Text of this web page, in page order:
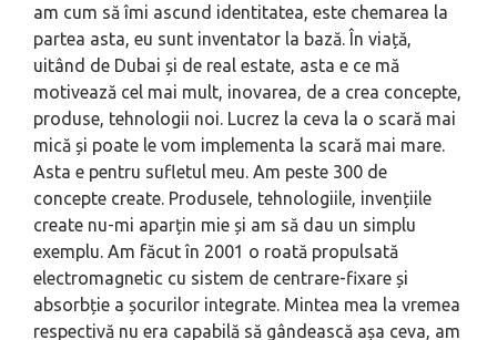
am cum să îmi ascund identitatea, este chemarea la
partea asta, eu sunt inventator la bază. În viață,
uitând de Dubai și de real estate, asta e ce mă
motivează cel mai mult, inovarea, de a crea concepte,
produse, tehnologii noi. Lucrez la ceva la o scară mai
mică și poate le vom implementa la scară mai mare.
Asta e pentru sufletul meu. Am peste 300 de
concepte create. Produsele, tehnologiile, invențiile
create nu-mi aparțin mie și am să dau un simplu
exemplu. Am făcut în 2001 o roată propulsată
electromagnetic cu sistem de centrare-fixare și
absorbție a șocurilor integrate. Mintea mea la vremea
respectivă nu era capabilă să gândească așa ceva, am